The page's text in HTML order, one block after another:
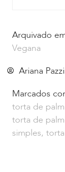
Arquivado
Vegana
Ariana
Marcados
torta de
torta de
simples,